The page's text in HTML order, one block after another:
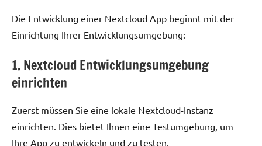
Die Entwicklung einer Nextcloud App beginnt mit der
Einrichtung Ihrer Entwicklungsumgebung:
1. Nextcloud Entwicklungsumgebung
einrichten
Zuerst müssen Sie eine lokale Nextcloud-Instanz
einrichten. Dies bietet Ihnen eine Testumgebung, um
Ihre App zu entwickeln und zu testen.